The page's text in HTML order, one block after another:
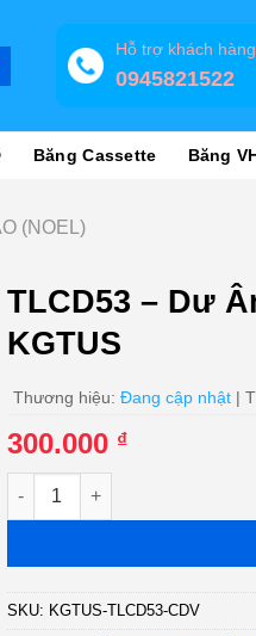
Hỗ trợ khách hàng
0945821522
Băng Cassette Băng
(NOEL)
TLCD53 – Dư
KGTUS
Thương hiệu: Đang cập nhật |
300.000 ₫
TLCD53 - Dư Âm Mùa Giáng
SKU: KGTUS-TLCD53-CDV